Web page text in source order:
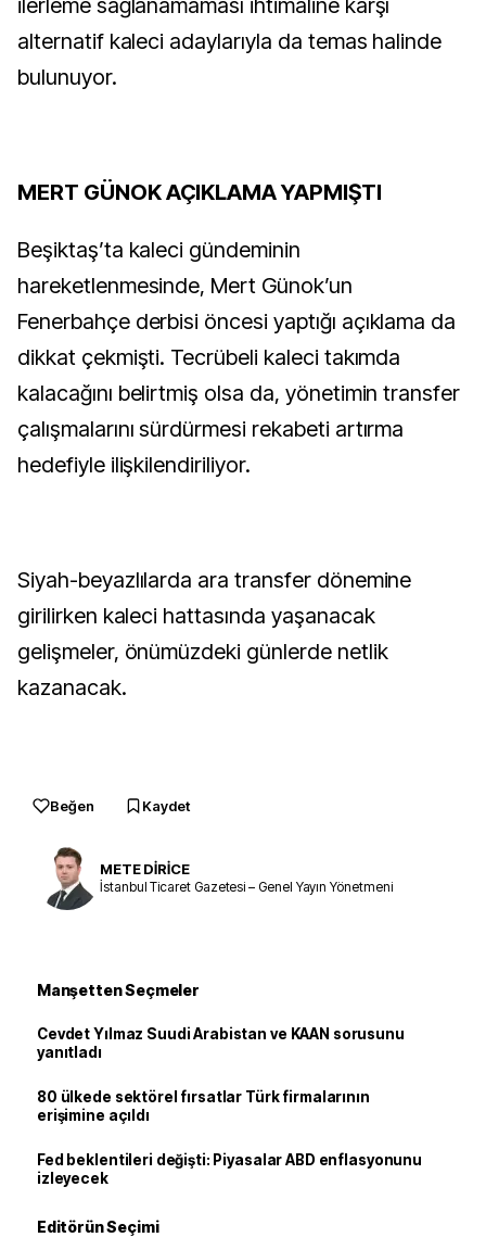
ilerleme sağlanamaması ihtimaline karşı
alternatif kaleci adaylarıyla da temas halinde
bulunuyor.
MERT GÜNOK AÇIKLAMA YAPMIŞTI
Beşiktaş’ta kaleci gündeminin
hareketlenmesinde, Mert Günok’un
Fenerbahçe derbisi öncesi yaptığı açıklama da
dikkat çekmişti. Tecrübeli kaleci takımda
kalacağını belirtmiş olsa da, yönetimin transfer
çalışmalarını sürdürmesi rekabeti artırma
hedefiyle ilişkilendiriliyor.
Siyah-beyazlılarda ara transfer dönemine
girilirken kaleci hattasında yaşanacak
gelişmeler, önümüzdeki günlerde netlik
kazanacak.
Beğen Kaydet
METE DİRİCE
İstanbul Ticaret Gazetesi – Genel Yayın Yönetmeni
Manşetten Seçmeler
Cevdet Yılmaz Suudi Arabistan ve KAAN sorusunu
yanıtladı
80 ülkede sektörel fırsatlar Türk firmalarının
erişimine açıldı
Fed beklentileri değişti: Piyasalar ABD enflasyonunu
izleyecek
Editörün Seçimi